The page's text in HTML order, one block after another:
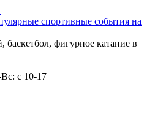
спортивные события на
баскетбол, фигурное катание в
с 10-17